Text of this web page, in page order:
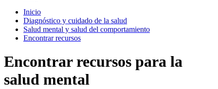
Inicio
Diagnóstico y cuidado de la salud
Salud mental y salud del comportamiento
Encontrar recursos
Encontrar recursos para la
salud mental